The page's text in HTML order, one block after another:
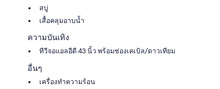
สบู่
เสื้อคลุมอาบน้ำ
ความบันเทิง
ทีวีจอแอลอีดี 43 นิ้ว พร้อมช่องเคเบิล/ดาวเทียม
อื่นๆ
เครื่องทำความร้อน